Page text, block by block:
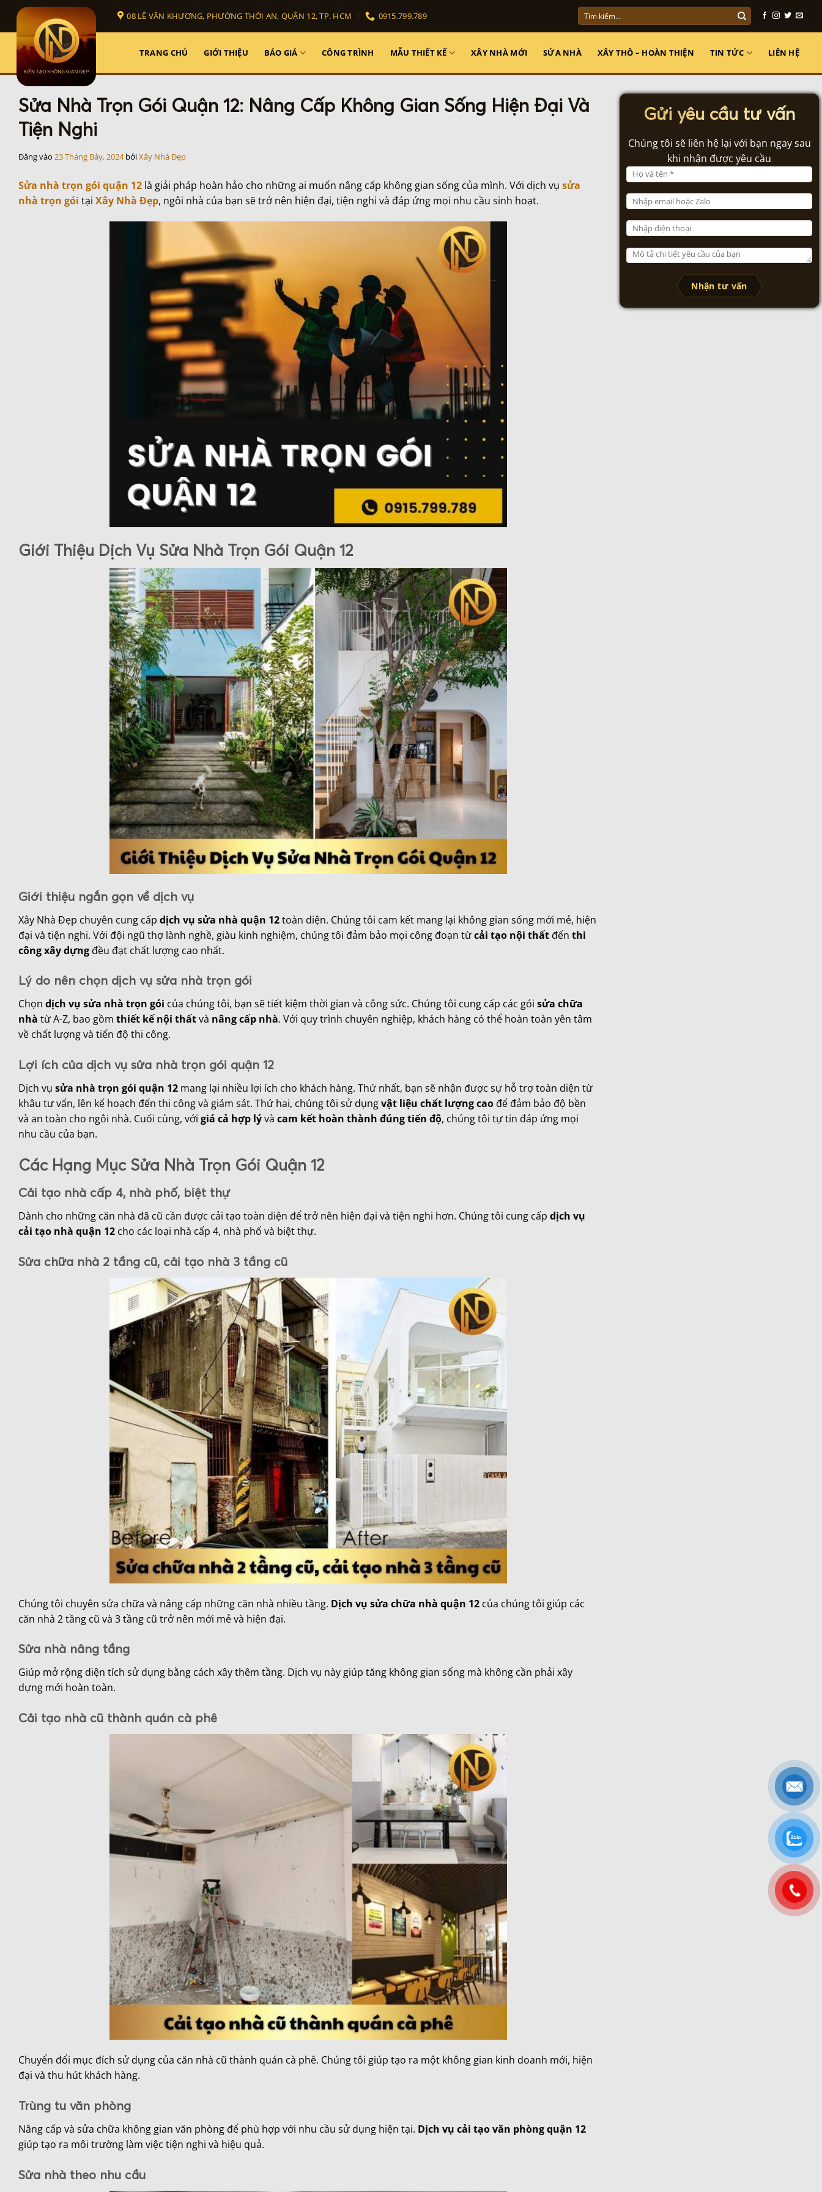
qua
dung
08 LÊ VĂN KHƯƠNG, PHƯỜNG THỚI AN, QUẬN 12, TP. HCM 0915.799.789
Tìm
kiếm:
TRANG CHỦ GIỚI THIỆU BÁO GIÁ CÔNG TRÌNH MẪU THIẾT KẾ XÂY NHÀ MỚI SỬA NHÀ XÂY THÔ – HOÀN THIỆN TIN TỨC LIÊN HỆ
Sửa Nhà Trọn Gói Quận 12: Nâng Cấp Không Gian Sống Hiện Đại Và
Tiện Nghi
Đăng vào 23 Tháng Bảy, 2024 bởiXây Nhà Đẹp
Sửa nhà trọn gói quận 12 là giải pháp hoàn hảo cho những ai muốn nâng cấp không gian sống của mình. Với dịch vụ sửa
nhà trọn gói tại Xây Nhà Đẹp, ngôi nhà của bạn sẽ trở nên hiện đại, tiện nghi và đáp ứng mọi nhu cầu sinh hoạt.
Giới Thiệu Dịch Vụ Sửa Nhà Trọn Gói Quận 12
Giới thiệu ngắn gọn về dịch vụ
Xây Nhà Đẹp chuyên cung cấp dịch vụ sửa nhà quận 12toàn diện. Chúng tôi cam kết mang lại không gian sống mới mẻ, hiện
đại và tiện nghi. Với đội ngũ thợ lành nghề, giàu kinh nghiệm, chúng tôi đảm bảo mọi công đoạn từcải tạo nội thất đến thi
công xây dựng đều đạt chất lượng cao nhất.
Lý do nên chọn dịch vụ sửa nhà trọn gói
Chọn dịch vụ sửa nhà trọn gói của chúng tôi, bạn sẽ tiết kiệm thời gian và công sức. Chúng tôi cung cấp các gói sửa chữa
nhà từ A-Z, bao gồm thiết kế nội thấtvà nâng cấp nhà. Với quy trình chuyên nghiệp, khách hàng có thể hoàn toàn yên tâm
về chất lượng và tiến độ thi công.
Lợi ích của dịch vụ sửa nhà trọn gói quận 12
Dịch vụ sửa nhà trọn gói quận 12 mang lại nhiều lợi ích cho khách hàng. Thứ nhất, bạn sẽ nhận được sự hỗ trợ toàn diện từ
khâu tư vấn, lên kế hoạch đến thi công và giám sát. Thứ hai, chúng tôi sử dụngvật liệu chất lượng cao để đảm bảo độ bền
và an toàn cho ngôi nhà. Cuối cùng, với giá cả hợp lývà cam kết hoàn thành đúng tiến độ, chúng tôi tự tin đáp ứng mọi
nhu cầu của bạn.
Các Hạng Mục Sửa Nhà Trọn Gói Quận 12
Cải tạo nhà cấp 4, nhà phố, biệt thự
Dành cho những căn nhà đã cũ cần được cải tạo toàn diện để trở nên hiện đại và tiện nghi hơn. Chúng tôi cung cấp dịch vụ
cải tạo nhà quận 12 cho các loại nhà cấp 4, nhà phố và biệt thự.
Sửa chữa nhà 2 tầng cũ, cải tạo nhà 3 tầng cũ
Chúng tôi chuyên sửa chữa và nâng cấp những căn nhà nhiều tầng. Dịch vụ sửa chữa nhà quận 12 của chúng tôi giúp các
căn nhà 2 tầng cũ và 3 tầng cũ trở nên mới mẻ và hiện đại.
Sửa nhà nâng tầng
Giúp mở rộng diện tích sử dụng bằng cách xây thêm tầng. Dịch vụ này giúp tăng không gian sống mà không cần phải xây
dựng mới hoàn toàn.
Cải tạo nhà cũ thành quán cà phê
Chuyển đổi mục đích sử dụng của căn nhà cũ thành quán cà phê. Chúng tôi giúp tạo ra một không gian kinh doanh mới, hiện
đại và thu hút khách hàng.
Trùng tu văn phòng
Nâng cấp và sửa chữa không gian văn phòng để phù hợp với nhu cầu sử dụng hiện tại. Dịch vụ cải tạo văn phòng quận 12
giúp tạo ra môi trường làm việc tiện nghi và hiệu quả.
Sửa nhà theo nhu cầu
Gửi yêu cầu tư vấn
Chúng tôi sẽ liên hệ lại với bạn ngay sau
khi nhận được yêu cầu
Nhận tư vấn